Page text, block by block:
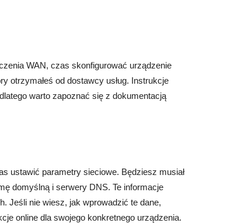
WAN, czas skonfigurować urządzenie
otrzymałeś od dostawcy usług. Instrukcje
warto zapoznać się z dokumentacją
ustawić parametry sieciowe. Będziesz musiał
domyślną i serwery DNS. Te informacje
Jeśli nie wiesz, jak wprowadzić te dane,
online dla swojego konkretnego urządzenia.